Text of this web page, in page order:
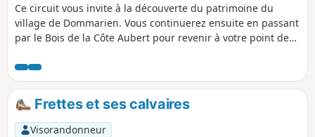
Ce circuit vous invite à la découverte du patrimoine du
village de Dommarien. Vous continuerez ensuite en passant
par le Bois de la Côte Aubert pour revenir à votre point de
village de Chassigny.Au passage, vous découvrirez le pont,
les lavoirs et les « patouillets » de Dommarien.
Frettes et ses calvaires
Visorandonneur